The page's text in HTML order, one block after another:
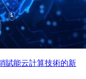
賦能云計算技術的新